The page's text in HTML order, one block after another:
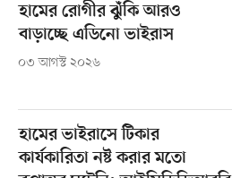
হামের রোগীর ঝুঁকি আরও
বাড়াচ্ছে এডিনো ভাইরাস
০৩ আগস্ট ২০২৬
হামের ভাইরাসে টিকার
কার্যকারিতা নষ্ট করার মতো